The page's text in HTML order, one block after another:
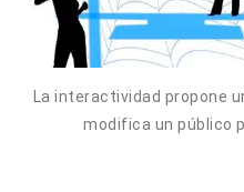
La interactividad propone
modifica un público